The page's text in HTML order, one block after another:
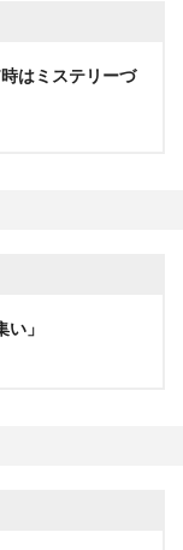
はミステリーづ
い」